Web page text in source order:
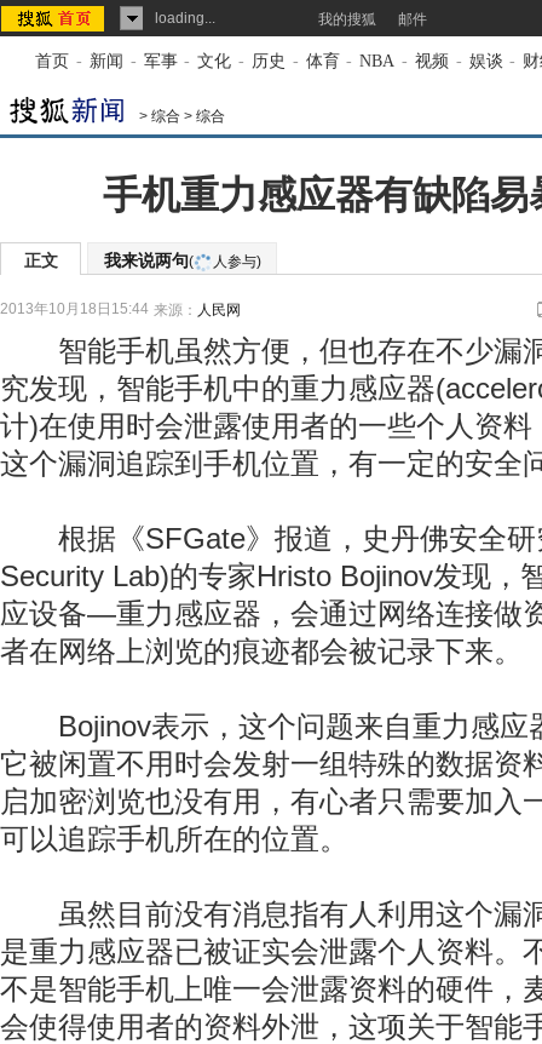
loading... 我的搜狐 邮件
首页 - 新闻 - 军事 - 文化 - 历史 - 体育 - NBA - 视频 - 娱谈 -
> 综合 > 综合
手机重力感应器有缺陷易
正文 我来说两句( 人参与)
2013年10月18日15:44 来源： 人民网
智能手机虽然方便，但也存在不少漏
究发现，智能手机中的重力感应器
计)在使用时会泄露使用者的一些个人资
这个漏洞追踪到手机位置，有一定的安全
根据《SFGate》报道，史丹佛安全研
Security Lab)的专家Hristo Bojinov发现，
应设备—重力感应器，会通过网络连接做
者在网络上浏览的痕迹都会被记录下来。
Bojinov表示，这个问题来自重力感应
它被闲置不用时会发射一组特殊的数据资
启加密浏览也没有用，有心者只需要加入
可以追踪手机所在的位置。
虽然目前没有消息指有人利用这个漏
是重力感应器已被证实会泄露个人资料。
不是智能手机上唯一会泄露资料的硬件，
会使得使用者的资料外泄，这项关于智能